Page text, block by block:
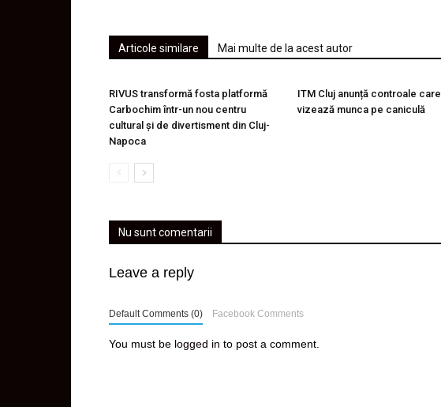
Articole similare Mai multe de la acest autor
RIVUS transformă fosta platformă
Carbochim într-un nou centru
cultural și de divertisment din Cluj-
Napoca
ITM Cluj anunță controale care
vizează munca pe caniculă
Nu sunt comentarii
Leave a reply
Default Comments (0) Facebook Comments
You must be logged in to post a comment.